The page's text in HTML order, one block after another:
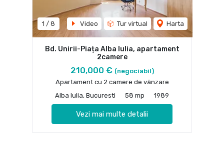
1 / 8 Video Tur virtual Harta
Bd. Unirii-Piața Alba Iulia, apartament
2camere
210,000 € (negociabil)
Apartament cu 2 camere de vânzare
Alba Iulia, Bucuresti
58 mp 1989
Vezi mai multe detalii